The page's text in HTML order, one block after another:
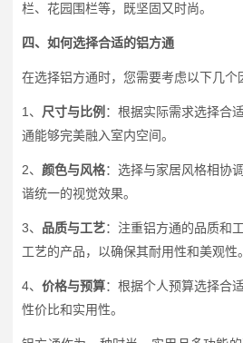
栏、花园围栏等，既坚固又时尚。
四、如何选择合适的铝方通
在选择铝方通时，您需要考虑以下几个
1、 尺寸与比例 ：根据实际需求选择合
通能够完美融入室内空间。
2、 颜色与风格：选择与家居风格相协
谐统一的视觉效果。
3、 品质与工艺：注重铝方通的品质和
工艺的产品，以确保其耐用性和美观性。
4、 价格与预算：根据个人预算选择合
性价比和实用性。